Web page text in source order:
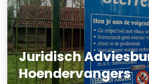
Juridisch
Hoendervangers